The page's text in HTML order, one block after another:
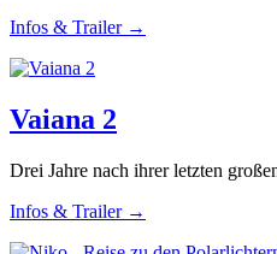
Infos & Trailer →
Vaiana 2
Drei Jahre nach ihrer letzten
Infos & Trailer →